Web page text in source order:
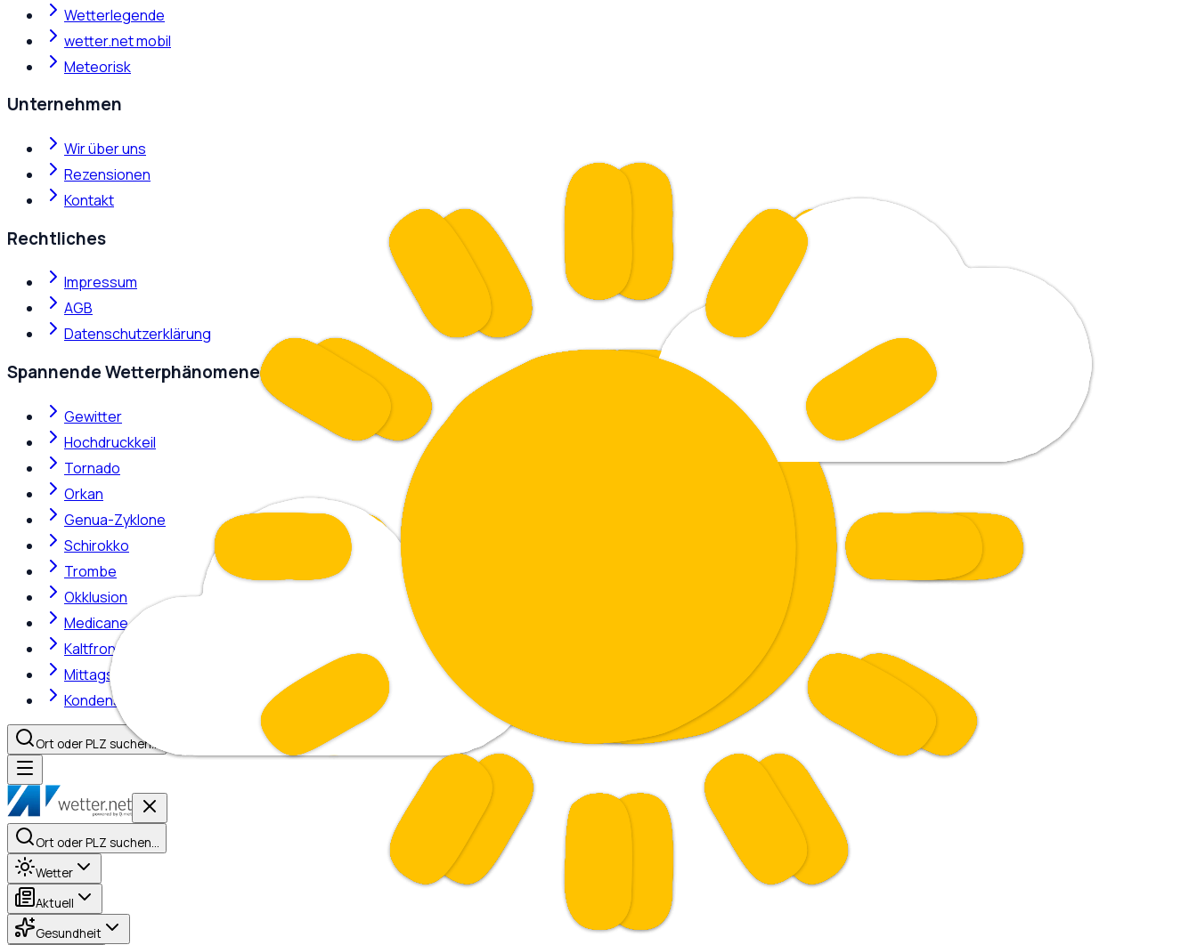
Wetterlegende
wetter.net mobil
Meteorisk
Unternehmen
Wir über uns
Rezensionen
Kontakt
Rechtliches
Impressum
AGB
Datenschutzerklärung
Spannende Wetterphänomene
Gewitter
Hochdruckkeil
Tornado
Orkan
Genua-Zyklone
Schirokko
Trombe
Okklusion
Medicane
Kaltfront
Mittagshitze
Kondensstreifen
Ort oder PLZ suchen…
Ort oder PLZ suchen…
Wetter
Aktuell
Gesundheit